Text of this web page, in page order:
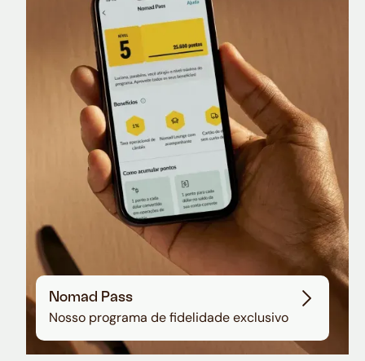
Nomad Lounge
Sala VIP no Aeroporto de Guarulhos
Nomad Pass
Nosso programa de fidelidade exclusivo